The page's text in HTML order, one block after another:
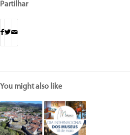
Partilhar
You might also like